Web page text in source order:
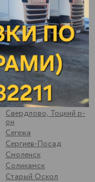
Пугачев
Ромоданово
Рыбинск
Рыбная Слобода
Рязань
Самара
Санкт-Петербург
Саранск
Сарапул
Саратов
Свердлово, Тоцкий р-
он
Сегежа
Сергиев-Посад
Смоленск
Соликамск
Старый Оскол